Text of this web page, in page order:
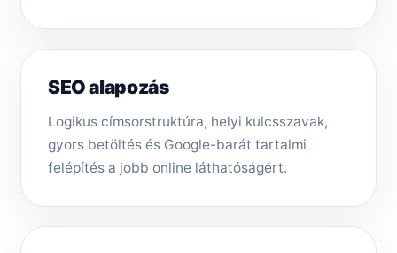
SEO alapozás
Logikus címsorstruktúra, helyi kulcsszavak,
gyors betöltés és Google-barát tartalmi
felépítés a jobb online láthatóságért.